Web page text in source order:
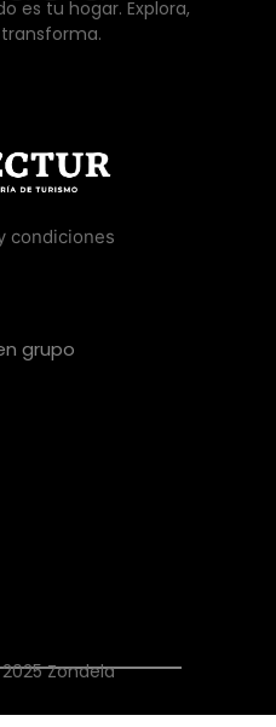
es tu hogar. Explora,
condiciones
grupo
Zondela